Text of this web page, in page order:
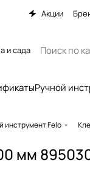
Акции
и сада
Ручной
инструмент Felo
мм